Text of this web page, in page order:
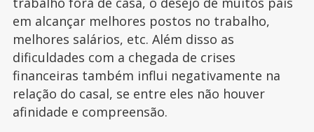
em alcançar melhores postos no trabalho,
melhores salários, etc. Além disso as
dificuldades com a chegada de crises
financeiras também influi negativamente na
relação do casal, se entre eles não houver
afinidade e compreensão.